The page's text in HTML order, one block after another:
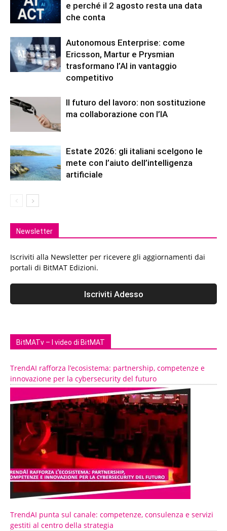
e perché il 2 agosto resta una data
che conta
Autonomous Enterprise: come
Ericsson, Martur e Prysmian
trasformano l’AI in vantaggio
competitivo
Il futuro del lavoro: non sostituzione
ma collaborazione con l’IA
Estate 2026: gli italiani scelgono le
mete con l’aiuto dell’intelligenza
artificiale
Newsletter
Iscriviti alla Newsletter per ricevere gli aggiornamenti dai
portali di BitMAT Edizioni.
BitMATv – I video di BitMAT
TrendAI rafforza l’ecosistema: partnership, competenze e
innovazione per la cybersecurity del futuro
TrendAI punta sul canale: competenze, consulenza e servizi
gestiti al centro della strategia